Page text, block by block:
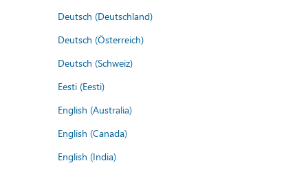
Deutsch (Deutschland)
Deutsch (Österreich)
Deutsch (Schweiz)
Eesti (Eesti)
English (Australia)
English (Canada)
English (India)